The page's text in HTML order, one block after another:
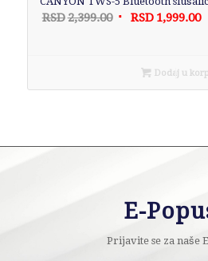
RSD2,399.00 Originalna
RSD2,399.00.
RSD 1,999.00
Dodaj u
E-
Prijavite se za naše